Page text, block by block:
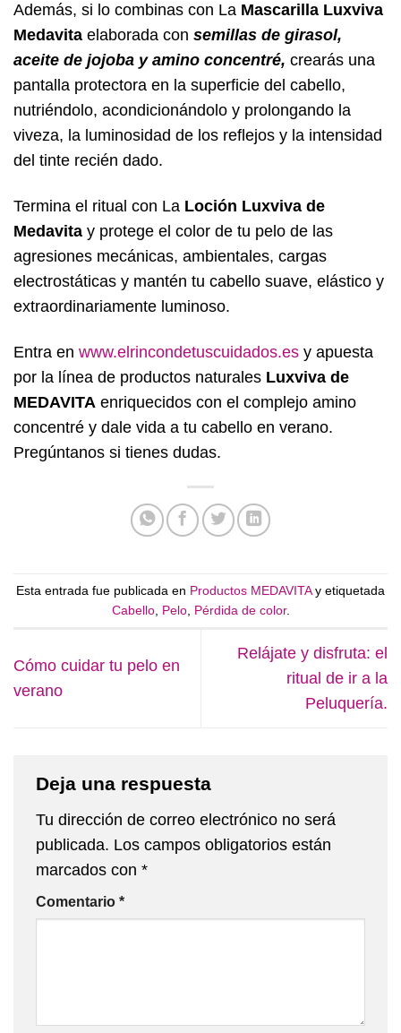
Además, si lo combinas con La Mascarilla Luxviva
Medavita elaborada con semillas de girasol,
aceite de jojoba y amino concentré, crearás una
pantalla protectora en la superficie del cabello,
nutriéndolo, acondicionándolo y prolongando la
viveza, la luminosidad de los reflejos y la intensidad
del tinte recién dado.
Termina el ritual con La Loción Luxviva de
Medavita y protege el color de tu pelo de las
agresiones mecánicas, ambientales, cargas
electrostáticas y mantén tu cabello suave, elástico y
extraordinariamente luminoso.
Entra en www.elrincondetuscuidados.es y apuesta
por la línea de productos naturales Luxviva de
MEDAVITA enriquecidos con el complejo amino
concentré y dale vida a tu cabello en verano.
Pregúntanos si tienes dudas.
Esta entrada fue publicada en Productos MEDAVITAy etiquetada
Cabello, Pelo, Pérdida de color.
Cómo cuidar tu pelo en
verano
Relájate y disfruta: el
ritual de ir a la
Peluquería.
Deja una respuesta
Tu dirección de correo electrónico no será
publicada. Los campos obligatorios están
marcados con *
Comentario *